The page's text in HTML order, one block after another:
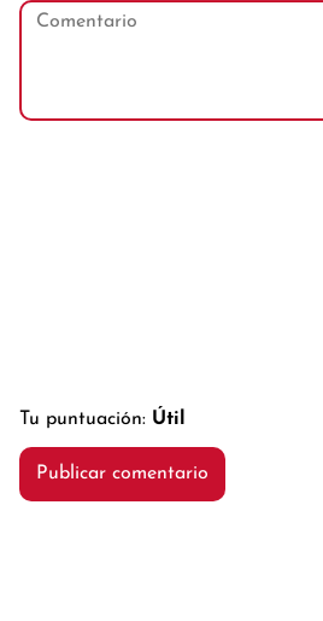
Tu puntuación: Útil